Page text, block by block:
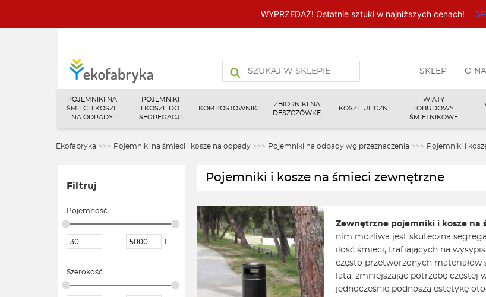
WYPRZEDAŻ! Ostatnie sztuki w najniższych cenach!
produktów
SKLEP O
POJEMNIKI NA
ŚMIECI I KOSZE
NA ODPADY
POJEMNIKI
I KOSZE DO
SEGREGACJI
KOMPOSTOWNIKI
ZBIORNIKI NA
DESZCZÓWKĘ
KOSZE ULICZNE
WIATY
I OBUDOWY
ŚMIETNIKOWE
Ekofabryka >>> Pojemniki na śmieci i kosze na odpady >>> Pojemniki na odpady wg przeznaczenia >>> Pojemniki i
Filtruj
Pojemność
Szerokość
Pojemniki i kosze na śmieci zewnętrzne
Zewnętrzne pojemniki i kosze na
nim możliwa jest skuteczna
ilość śmieci, trafiających na
często przetworzonych materiałów
lata, zmniejszając potrzebę częstej
jednocześnie podnoszą estetykę